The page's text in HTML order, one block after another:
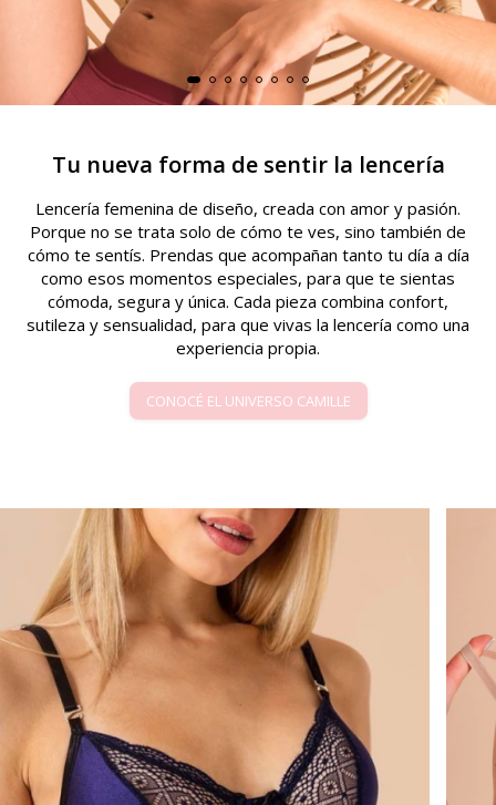
Tu nueva forma de sentir la lencería
Lencería femenina de diseño, creada con amor y pasión.
Porque no se trata solo de cómo te ves, sino también de
cómo te sentís. Prendas que acompañan tanto tu día a día
como esos momentos especiales, para que te sientas
cómoda, segura y única. Cada pieza combina confort,
sutileza y sensualidad, para que vivas la lencería como una
experiencia propia.
CONOCÉ EL UNIVERSO CAMILLE